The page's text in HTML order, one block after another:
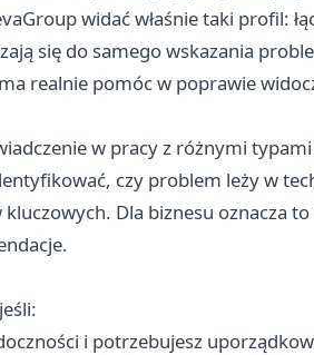
widać właśnie taki profil:
się do samego wskazania
realnie pomóc w poprawie
w pracy z różnymi
czy problem leży w
Dla biznesu oznacza
i potrzebujesz